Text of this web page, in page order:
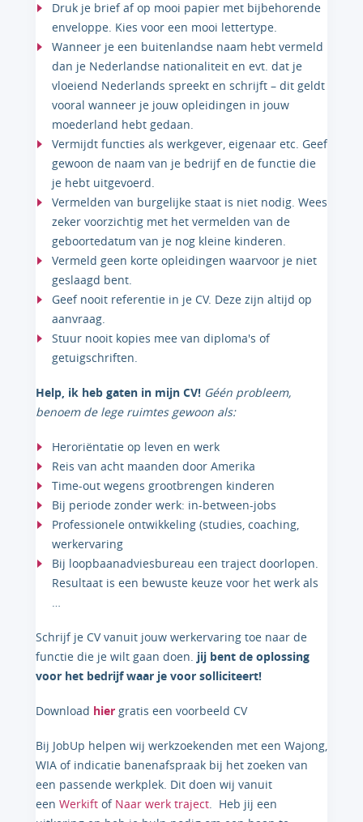
Druk je brief af op mooi papier met bijbehorende
enveloppe. Kies voor een mooi lettertype.
Wanneer je een buitenlandse naam hebt vermeld
dan je Nederlandse nationaliteit en evt. dat je
vloeiend Nederlands spreekt en schrijft – dit geldt
vooral wanneer je jouw opleidingen in jouw
moederland hebt gedaan.
Vermijdt functies als werkgever, eigenaar etc. Geef
gewoon de naam van je bedrijf en de functie die
je hebt uitgevoerd.
Vermelden van burgelijke staat is niet nodig. Wees
zeker voorzichtig met het vermelden van de
geboortedatum van je nog kleine kinderen.
Vermeld geen korte opleidingen waarvoor je niet
geslaagd bent.
Geef nooit referentie in je CV. Deze zijn altijd op
aanvraag.
Stuur nooit kopies mee van diploma's of
getuigschriften.
Help, ik heb gaten in mijn CV! Géén probleem,
benoem de lege ruimtes gewoon als:
Heroriëntatie op leven en werk
Reis van acht maanden door Amerika
Time-out wegens grootbrengen kinderen
Bij periode zonder werk: in-between-jobs
Professionele ontwikkeling (studies, coaching,
werkervaring
Bij loopbaanadviesbureau een traject doorlopen.
Resultaat is een bewuste keuze voor het werk als
…
Schrijf je CV vanuit jouw werkervaring toe naar de
functie die je wilt gaan doen. jij bent de oplossing
voor het bedrijf waar je voor solliciteert!
Download hier gratis een voorbeeld CV
Bij JobUp helpen wij werkzoekenden met een Wajong,
WIA of indicatie banenafspraak bij het zoeken van
een passende werkplek. Dit doen wij vanuit
een Werkift of Naar werk traject. Heb jij een